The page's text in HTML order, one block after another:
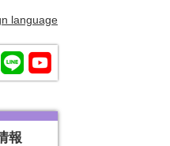
language
報